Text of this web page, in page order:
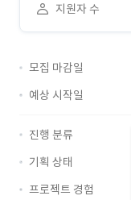
지원자 수
모집 마감일
예상 시작일
진행 분류
기획 상태
프로젝트 경험